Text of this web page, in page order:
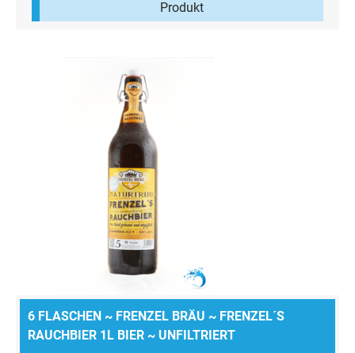
daraus hervorgehenden sommerlich frischen
Produkt
6 FLASCHEN ~ FRENZEL BRÄU ~ FRENZEL´S
RAUCHBIER 1L BIER ~ UNFILTRIERT